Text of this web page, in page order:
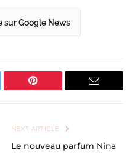
sur Google News
Pinterest Email
NEXT ARTICLE
Le nouveau parfum Nina